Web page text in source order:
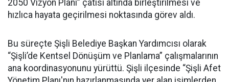
2050 Vizyon Planı” çatısı altında birleştirilmesi ve
hızlıca hayata geçirilmesi noktasında görev aldı.
Bu süreçte Şişli Belediye Başkan Yardımcısı olarak
“Şişli’de Kentsel Dönüşüm ve Planlama” çalışmalarının
ana koordinasyonunu yürüttü. Şişli ilçesinde “Şişli Afet